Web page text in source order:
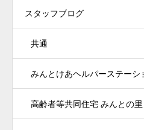
スタッフブログ
共通
みんとけあヘルパーステーシ
高齢者等共同住宅 みんとの里